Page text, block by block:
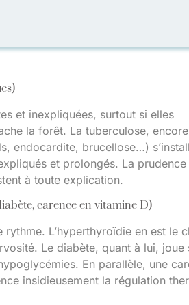
et inexpliquées, surtout si elles
la forêt. La tuberculose,
endocardite, brucellose…)
et prolongés. La prudence
à toute explication.
carence en vitamine D)
L’hyperthyroïdie en est le
Le diabète, quant à lui, joue
En parallèle, une
insidieusement la régulation